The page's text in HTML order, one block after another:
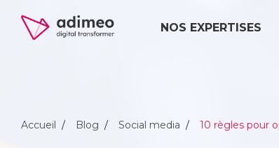
NOS EXPERTISES
Accueil Blog Social media 10 règles pour